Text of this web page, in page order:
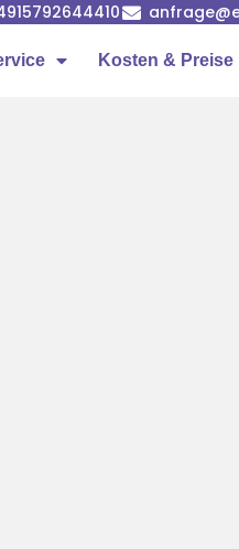
Kosten & Preise